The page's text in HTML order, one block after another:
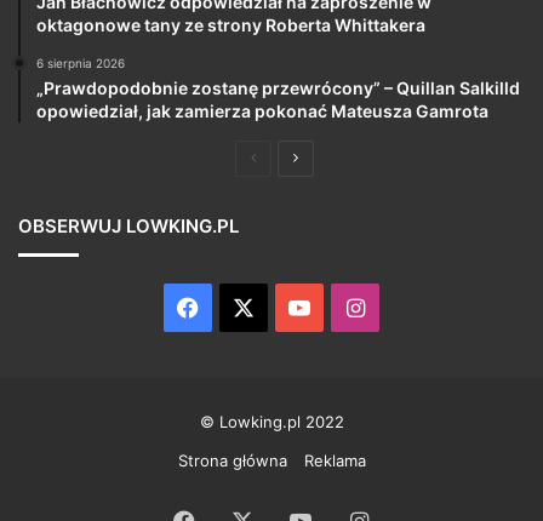
oktagonowe tany ze strony Roberta Whittakera
6 sierpnia 2026
„Prawdopodobnie zostanę przewrócony” – Quillan Salkilld
opowiedział, jak zamierza pokonać Mateusza Gamrota
PoprzedniaNastępna
OBSERWUJ LOWKING.PL
Facebook YouTubeInstagram
© Lowking.pl 2022
Strona główna
Reklama